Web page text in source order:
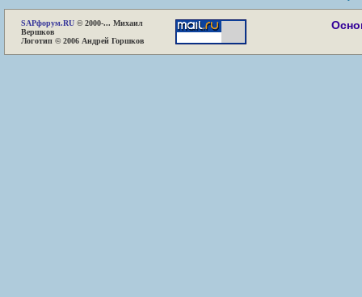
SAPфорум.RU © 2000-... Михаил
Вершков
Логотип © 2006 Андрей Горшков